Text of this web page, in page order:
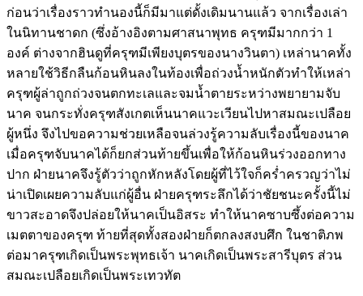
ก่อนว่าเรื่องราวทำนองนี้ก็มีมาแต่ดั้งเดิมนานแล้ว จากเรื่องเล่า
ในนิทานชาดก (ซึ่งอ้างอิงตามศาสนาพุทธ ครุฑมีมากกว่า 1
องค์ ต่างจากฮินดูที่ครุฑมีเพียงบุตรของนางวินตา) เหล่านาคทั้ง
หลายใช้วิธีกลืนก้อนหินลงในท้องเพื่อถ่วงน้ำหนักตัวทำให้เหล่า
ครุฑผู้ล่าถูกถ่วงจนตกทะเลและจมน้ำตายระหว่างพยายามจับ
นาค จนกระทั่งครุฑสังเกตเห็นนาคแวะเวียนไปหาสมณะเปลือย
ผู้หนึ่ง จึงไปขอความช่วยเหลือจนล่วงรู้ความลับเรื่องนี้ของนาค
เมื่อครุฑจับนาคได้ก็ยกส่วนท้ายขึ้นเพื่อให้ก้อนหินร่วงออกทาง
ปาก ฝ่ายนาคจึงรู้ตัวว่าถูกหักหลังโดยผู้ที่ไว้ใจก็คร่ำครวญว่าไม่
น่าเปิดเผยความลับแก่ผู้อื่น ฝ่ายครุฑระลึกได้ว่าชัยชนะครั้งนี้ไม่
ขาวสะอาดจึงปล่อยให้นาคเป็นอิสระ ทำให้นาคซาบซึ้งต่อความ
เมตตาของครุฑ ท้ายที่สุดทั้งสองฝ่ายก็ตกลงสงบศึก ในชาติภพ
ต่อมาครุฑเกิดเป็นพระพุทธเจ้า นาคเกิดเป็นพระสารีบุตร ส่วน
สมณะเปลือยเกิดเป็นพระเทวทัต